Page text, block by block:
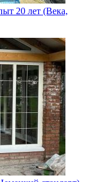
20 лет (Века,